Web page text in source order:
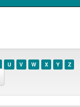
U V W X Y Z